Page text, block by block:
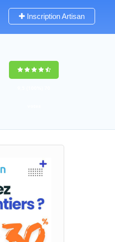
Inscription Artisan